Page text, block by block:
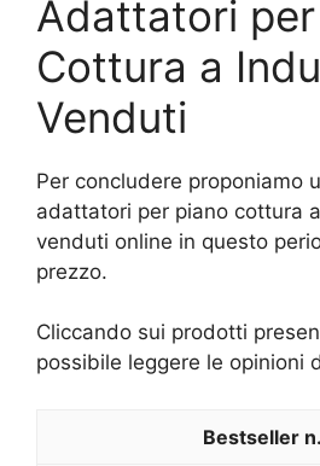
Adattatori per
Cottura a
Venduti
Per concludere proponiamo
adattatori per piano cottura
venduti online in questo
prezzo.
Cliccando sui prodotti
possibile leggere le opinioni